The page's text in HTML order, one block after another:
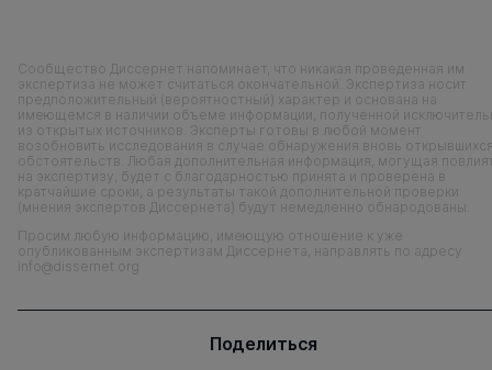
Сообщество Диссернет напоминает, что никакая проведенная им
экспертиза не может считаться окончательной. Экспертиза носит
предположительный (вероятностный) характер и основана на
имеющемся в наличии объеме информации, полученной
из открытых источников. Эксперты готовы в любой момент
возобновить исследования в случае обнаружения вновь
обстоятельств. Любая дополнительная информация, могущая
на экспертизу, будет с благодарностью принята и проверена в
кратчайшие сроки, а результаты такой дополнительной проверки
(мнения экспертов Диссернета) будут немедленно обнародованы.
Просим любую информацию, имеющую отношение к уже
опубликованным экспертизам Диссернета, направлять по адресу
info@dissernet.org
Поделиться